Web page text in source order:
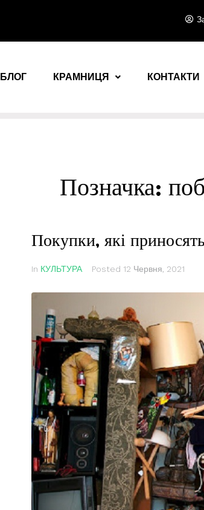
БЛОГ КРАМНИЦЯ КОНТАКТИ
Позначка:
Покупки, які
In КУЛЬТУРА Posted 12 Червня, 2021